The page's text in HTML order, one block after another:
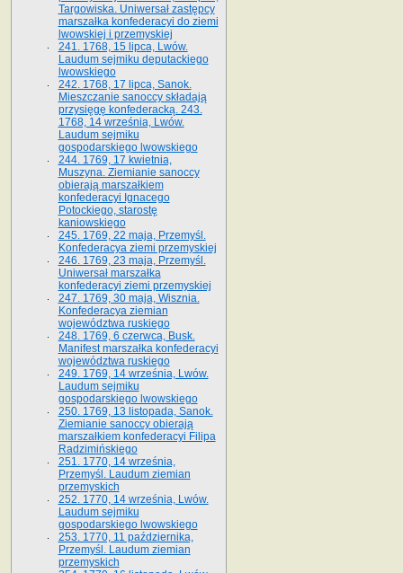
Targowiska. Uniwersał zastępcy
marszałka konfederacyi do ziemi
lwowskiej i przemyskiej
241. 1768, 15 lipca, Lwów.
Laudum sejmiku deputackiego
lwowskiego
242. 1768, 17 lipca, Sanok.
Mieszczanie sanoccy składają
przysięgę konfederacką. 243.
1768, 14 września, Lwów.
Laudum sejmiku
gospodarskiego lwowskiego
244. 1769, 17 kwietnia,
Muszyna. Ziemianie sanoccy
obierają marszałkiem
konfederacyi Ignacego
Potockiego, starostę
kaniowskiego
245. 1769, 22 maja, Przemyśl.
Konfederacya ziemi przemyskiej
246. 1769, 23 maja, Przemyśl.
Uniwersał marszałka
konfederacyi ziemi przemyskiej
247. 1769, 30 maja, Wisznia.
Konfederacya ziemian
województwa ruskiego
248. 1769, 6 czerwca, Busk.
Manifest marszałka konfederacyi
województwa ruskiego
249. 1769, 14 września, Lwów.
Laudum sejmiku
gospodarskiego lwowskiego
250. 1769, 13 listopada, Sanok.
Ziemianie sanoccy obierają
marszałkiem konfederacyi Filipa
Radzimińskiego
251. 1770, 14 września,
Przemyśl. Laudum ziemian
przemyskich
252. 1770, 14 września, Lwów.
Laudum sejmiku
gospodarskiego lwowskiego
253. 1770, 11 października,
Przemyśl. Laudum ziemian
przemyskich